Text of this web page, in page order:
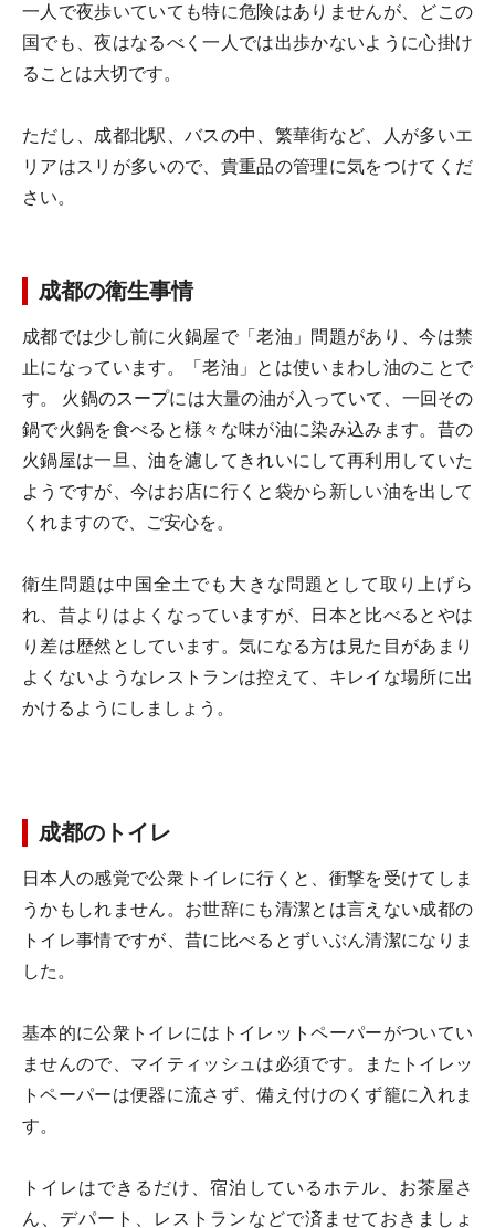
一人で夜歩いていても特に危険はありませんが、どこの
国でも、夜はなるべく一人では出歩かないように心掛け
ることは大切です。
ただし、成都北駅、バスの中、繁華街など、人が多いエ
リアはスリが多いので、貴重品の管理に気をつけてくだ
さい。
成都の衛生事情
成都では少し前に火鍋屋で「老油」問題があり、今は禁
止になっています。「老油」とは使いまわし油のことで
す。 火鍋のスープには大量の油が入っていて、一回その
鍋で火鍋を食べると様々な味が油に染み込みます。昔の
火鍋屋は一旦、油を濾してきれいにして再利用していた
ようですが、今はお店に行くと袋から新しい油を出して
くれますので、ご安心を。
衛生問題は中国全土でも大きな問題として取り上げら
れ、昔よりはよくなっていますが、日本と比べるとやは
り差は歴然としています。気になる方は見た目があまり
よくないようなレストランは控えて、キレイな場所に出
かけるようにしましょう。
成都のトイレ
日本人の感覚で公衆トイレに行くと、衝撃を受けてしま
うかもしれません。お世辞にも清潔とは言えない成都の
トイレ事情ですが、昔に比べるとずいぶん清潔になりま
した。
基本的に公衆トイレにはトイレットペーパーがついてい
ませんので、マイティッシュは必須です。またトイレッ
トペーパーは便器に流さず、備え付けのくず籠に入れま
す。
トイレはできるだけ、宿泊しているホテル、お茶屋さ
ん、デパート、レストランなどで済ませておきましょ